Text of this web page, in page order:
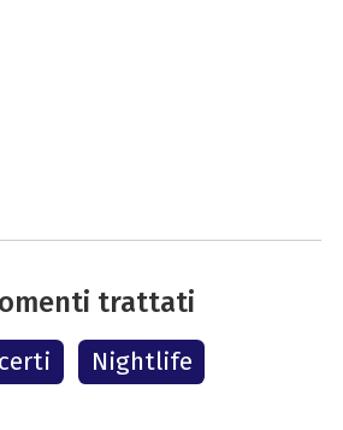
trattati
Nightlife